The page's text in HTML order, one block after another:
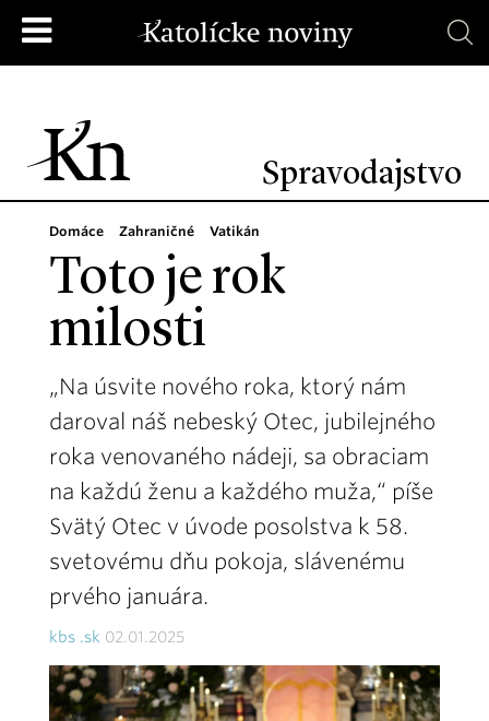
Spravodajstvo
Domáce Zahraničné Vatikán
Toto je rok
milosti
„Na úsvite nového roka, ktorý nám
daroval náš nebeský Otec, jubilejného
roka venovaného nádeji, sa obraciam
na každú ženu a každého muža,“ píše
Svätý Otec v úvode posolstva k 58.
svetovému dňu pokoja, slávenému
prvého januára.
kbs .sk 02.01.2025